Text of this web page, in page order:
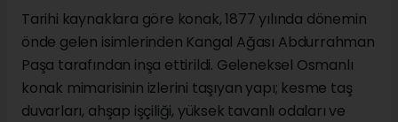
Tarihi kaynaklara göre konak, 1877 yılında dönemin
önde gelen isimlerinden Kangal Ağası Abdurrahman
Paşa tarafından inşa ettirildi. Geleneksel Osmanlı
konak mimarisinin izlerini taşıyan yapı; kesme taş
duvarları, ahşap işçiliği, yüksek tavanlı odaları ve